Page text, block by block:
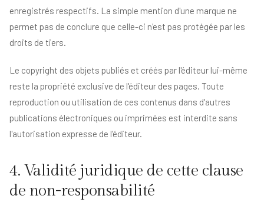
enregistrés respectifs. La simple mention d'une marque ne
permet pas de conclure que celle-ci n'est pas protégée par les
droits de tiers.
Le copyright des objets publiés et créés par l'éditeur lui-même
reste la propriété exclusive de l'éditeur des pages. Toute
reproduction ou utilisation de ces contenus dans d'autres
publications électroniques ou imprimées est interdite sans
l'autorisation expresse de l'éditeur.
4. Validité juridique de cette clause
de non-responsabilité